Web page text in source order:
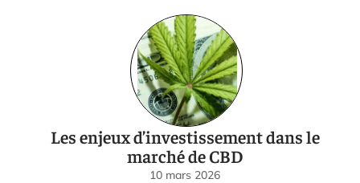
Les enjeux d’investissement dans le
marché de CBD
10 mars 2026